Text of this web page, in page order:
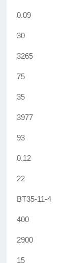
0.09
30
3265
75
35
3977
93
0.12
22
BT35-11-4
400
2900
15